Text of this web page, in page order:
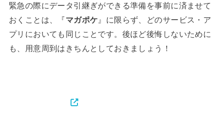
緊急の際にデータ引継ぎができる準備を事前に済ませて
おくことは、『マガポケ 』に限らず、どのサービス・ア
プリにおいても同じことです。後ほど後悔しないために
も、用意周到はきちんとしておきましょう！